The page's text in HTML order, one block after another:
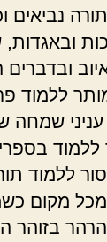
נביאים
ובאגדות,
ובדברים
ללמוד
עניני
ללמוד
ללמוד
מקום
בזוהר